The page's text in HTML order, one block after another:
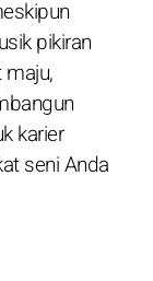
pikiran
karier
seni Anda